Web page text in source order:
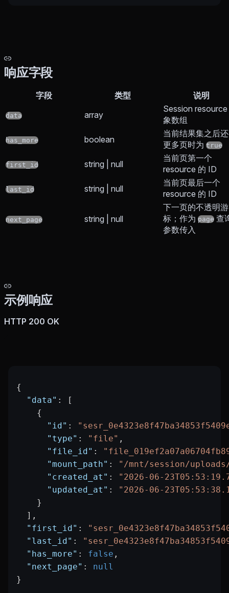
响应字段
字段 类型 说明
data array
Session resource
象数组
has_more boolean
当前结果集之后
更多页时为 true
first_id string | null
当前页第一个
resource 的 ID
last_id string | null
当前页最后一个
resource 的 ID
next_page string | null
下一页的不透明游
标；作为 page 查
参数传入
示例响应
HTTP 200 OK
{
  "data"
: [
    {
      "id"
:
      "type"
: "file" ,
      "file_id"
:
      "mount_path"
:
"/mnt/session/uploads/
      "created_at"
:
"2026-06-
      "updated_at"
:
"2026-06-
    }
  ],
  "first_id"
:
  "last_id"
:
  "has_more"
: false ,
  "next_page"
: null
}